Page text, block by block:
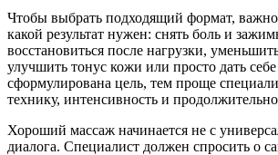
Чтобы выбрать подходящий формат, важно
какой результат нужен: снять боль и
восстановиться после нагрузки,
улучшить тонус кожи или просто дать
сформулирована цель, тем проще
технику, интенсивность и
Хороший массаж начинается не с
диалога. Специалист должен спросить о